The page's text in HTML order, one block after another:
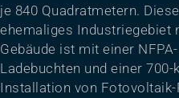
je 840 Quadratmetern.
ehemaliges Industriegebiet
Gebäude ist mit einer
Ladebuchten und einer
Installation von